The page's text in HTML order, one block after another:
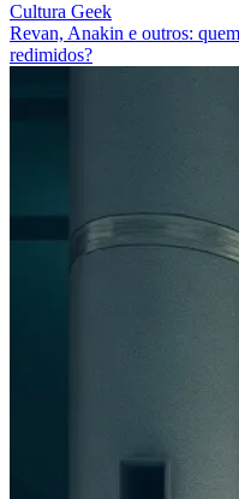
Cultura Geek
Revan, Anakin e outros:
redimidos?